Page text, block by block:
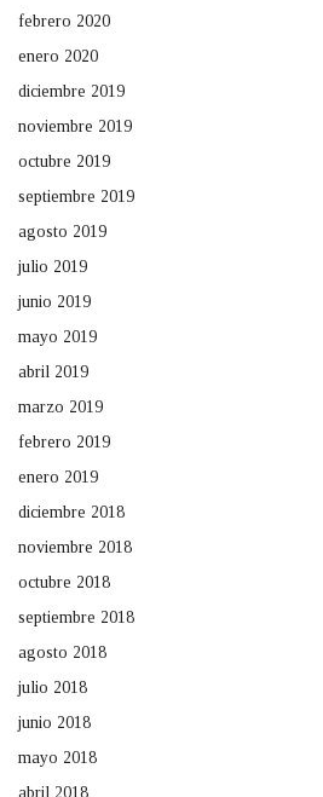
febrero 2020
enero 2020
diciembre 2019
noviembre 2019
octubre 2019
septiembre 2019
agosto 2019
julio 2019
junio 2019
mayo 2019
abril 2019
marzo 2019
febrero 2019
enero 2019
diciembre 2018
noviembre 2018
octubre 2018
septiembre 2018
agosto 2018
julio 2018
junio 2018
mayo 2018
abril 2018